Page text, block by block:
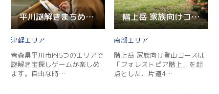
平川謎解きまちめぐり（謎解き宝探しゲーム）
津軽
青森県平川市内5つのエリアで
謎解き宝探しゲームが楽しめ
ます。自由な時…
階上岳 家族向けコース
南部
階上岳 家族向け登山コースは
「フォレストピア階上」を起
点とした、片道4…